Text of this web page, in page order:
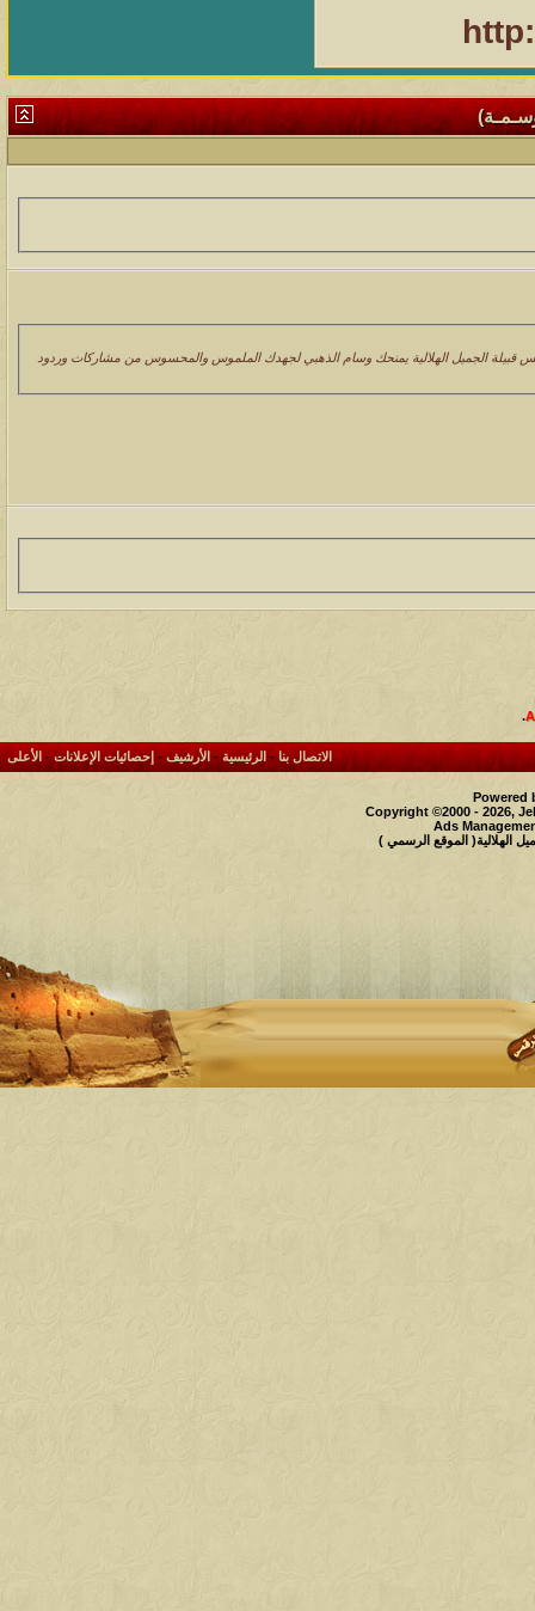
قبيلة الجميل الهلالية يمنحك وسام الذهبي لجهدك الملموس والمحسوس من مشاركات وردود
.
الاتصال بنا- الرئيسية- الأرشيف - إحصائيات الإعلانات- الأعلى
Powered
Copyright ©2000 - 2026,
Ads
الهلالية( الموقع الرسمي )